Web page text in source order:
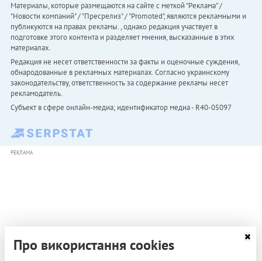
Материалы, которые размещаются на сайте с меткой "Реклама" /
"Новости компаний" / "Пресрелиз" / "Promoted", являются рекламными и
публикуются на правах рекламы. , однако редакция участвует в
подготовке этого контента и разделяет мнения, высказанные в этих
материалах.
Редакция не несет ответственности за факты и оценочные суждения,
обнародованные в рекламных материалах. Согласно украинскому
законодательству, ответственность за содержание рекламы несет
рекламодатель.
Субъект в сфере онлайн-медиа; идентификатор медиа - R40-05097
РЕКЛАМА
Про використання cookies